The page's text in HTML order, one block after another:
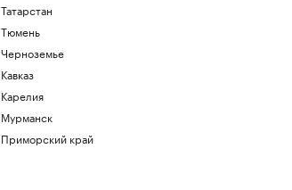
Татарстан
Тюмень
Черноземье
Кавказ
Карелия
Мурманск
Приморский край